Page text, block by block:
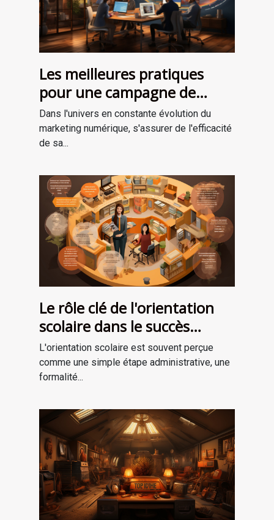
Les meilleures pratiques
pour une campagne de
marketing numérique
réussie
Dans l'univers en constante évolution du
marketing numérique, s'assurer de l'efficacité
de sa...
Le rôle clé de l'orientation
scolaire dans le succès
professionnel
L'orientation scolaire est souvent perçue
comme une simple étape administrative, une
formalité...